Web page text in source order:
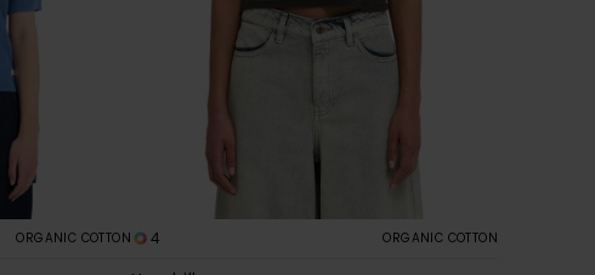
ORGANIC COTTON 4 ORGANIC COTTON